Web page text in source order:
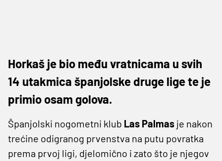
Horkaš je bio među vratnicama u svih
14 utakmica španjolske druge lige te je
primio osam golova.
Španjolski nogometni klub Las Palmas je nakon
trećine odigranog prvenstva na putu povratka
prema prvoj ligi, djelomično i zato što je njegov